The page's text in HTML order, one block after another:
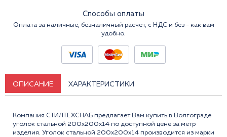
Способы оплаты
Оплата за наличные, безналичный расчет, с НДС и без - как вам
удобно.
ОПИСАНИЕ ХАРАКТЕРИСТИКИ
Компания СТИЛТЕХСНАБ предлагает Вам купить в Волгограде
уголок стальной 200x200x14 по доступной цене за метр
изделия. Уголок стальной 200х200х14 производится из марки